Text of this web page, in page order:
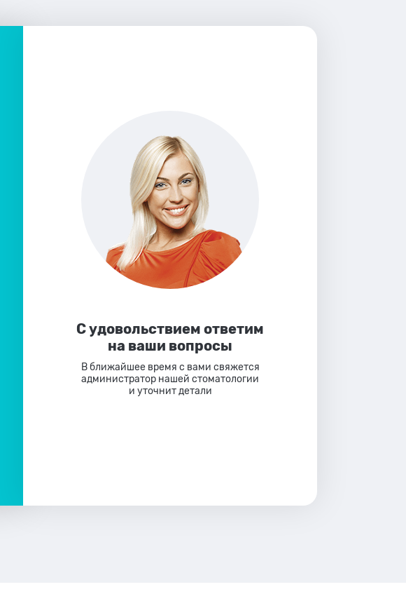
С удовольствием ответим
на ваши вопросы
В ближайшее время с вами свяжется
администратор нашей стоматологии
и уточнит детали